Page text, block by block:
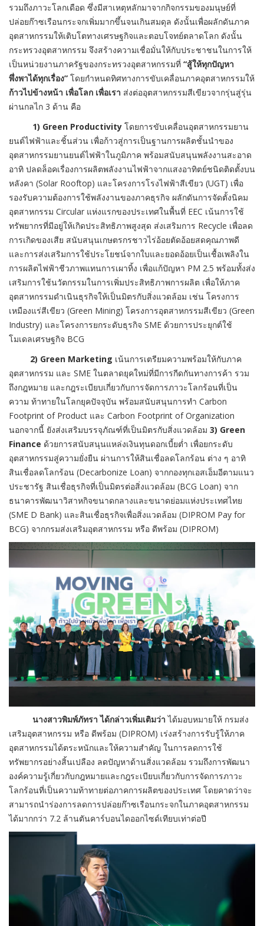
รวมถึงภาวะโลกเดือด ซึ่งมีสาเหตุหลักมาจากกิจกรรมของมนุษย์ที่
ปล่อยก๊าซเรือนกระจกเพิ่มมากขึ้นจนเกินสมดุล ดังนั้นเพื่อผลักดันภาค
อุตสาหกรรมให้เติบโตทางเศรษฐกิจและตอบโจทย์ตลาดโลก ดังนั้น
กระทรวงอุตสาหกรรม จึงสร้างความเชื่อมั่นให้กับประชาชนในการให้
เป็นหน่วยงานภาครัฐของกระทรวงอุตสาหกรรมที่ “สู้ให้ทุกปัญหา
พึ่งพาได้ทุกเรื่อง” โดยกำหนดทิศทางการขับเคลื่อนภาคอุตสาหกรรมให้
ก้าวไปข้างหน้า เพื่อโลก เพื่อเรา ส่งต่ออุตสาหกรรมสีเขียวจากรุ่นสู่รุ่น
ผ่านกลไก 3 ด้าน คือ
1) Green Productivity โดยการขับเคลื่อนอุตสาหกรรมยาน
ยนต์ไฟฟ้าและชิ้นส่วน เพื่อก้าวสู่การเป็นฐานการผลิตชั้นนำของ
อุตสาหกรรมยานยนต์ไฟฟ้าในภูมิภาค พร้อมสนับสนุนพลังงานสะอาด
อาทิ ปลดล็อคเรื่องการผลิตพลังงานไฟฟ้าจากแสงอาทิตย์ชนิดติดตั้งบน
หลังคา (Solar Rooftop) และโครงการโรงไฟฟ้าสีเขียว (UGT) เพื่อ
รองรับความต้องการใช้พลังงานของภาคธุรกิจ ผลักดันการจัดตั้งนิคม
อุตสาหกรรม Circular แห่งแรกของประเทศในพื้นที่ EEC เน้นการใช้
ทรัพยากรที่มีอยู่ให้เกิดประสิทธิภาพสูงสุด ส่งเสริมการ Recycle เพื่อลด
การเกิดของเสีย สนับสนุนเกษตรกรชาวไร่อ้อยตัดอ้อยสดคุณภาพดี
และการส่งเสริมการใช้ประโยชน์จากใบและยอดอ้อยเป็นเชื้อเพลิงใน
การผลิตไฟฟ้าชีวภาพแทนการเผาทิ้ง เพื่อแก้ปัญหา PM 2.5 พร้อมทั้งส่ง
เสริมการใช้นวัตกรรมในการเพิ่มประสิทธิภาพการผลิต เพื่อให้ภาค
อุตสาหกรรมดำเนินธุรกิจให้เป็นมิตรกับสิ่งแวดล้อม เช่น โครงการ
เหมืองแร่สีเขียว (Green Mining) โครงการอุตสาหกรรมสีเขียว (Green
Industry) และโครงการยกระดับธุรกิจ SME ด้วยการประยุกต์ใช้
โมเดลเศรษฐกิจ BCG
2) Green Marketing เน้นการเตรียมความพร้อมให้กับภาค
อุตสาหกรรม และ SME ในตลาดยุคใหม่ที่มีการกีดกันทางการค้า รวม
ถึงกฎหมาย และกฎระเบียบเกี่ยวกับการจัดการภาวะโลกร้อนที่เป็น
ความ ท้าทายในโลกยุคปัจจุบัน พร้อมสนับสนุนการทำ Carbon
Footprint of Product และ Carbon Footprint of Organization
นอกจากนี้ ยังส่งเสริมบรรจุภัณฑ์ที่เป็นมิตรกับสิ่งแวดล้อม 3) Green
Finance ด้วยการสนับสนุนแหล่งเงินทุนดอกเบี้ยต่ำ เพื่อยกระดับ
อุตสาหกรรมสู่ความยั่งยืน ผ่านการให้สินเชื่อลดโลกร้อน ต่าง ๆ อาทิ
สินเชื่อลดโลกร้อน (Decarbonize Loan) จากกองทุกเอสเอ็มอีตามแนว
ประชารัฐ สินเชื่อธุรกิจที่เป็นมิตรต่อสิ่งแวดล้อม (BCG Loan) จาก
ธนาคารพัฒนาวิสาหกิจขนาดกลางและขนาดย่อมแห่งประเทศไทย
(SME D Bank) และสินเชื่อธุรกิจเพื่อสิ่งแวดล้อม (DIPROM Pay for
BCG) จากกรมส่งเสริมอุตสาหกรรม หรือ ดีพร้อม (DIPROM)
นางสาวพิมพ์ภัทรา ได้กล่าวเพิ่มเติมว่า ได้มอบหมายให้ กรมส่ง
เสริมอุตสาหกรรม หรือ ดีพร้อม (DIPROM) เร่งสร้างการรับรู้ให้ภาค
อุตสาหกรรมได้ตระหนักและให้ความสำคัญ ในการลดการใช้
ทรัพยากรอย่างสิ้นเปลือง ลดปัญหาด้านสิ่งแวดล้อม รวมถึงการพัฒนา
องค์ความรู้เกี่ยวกับกฎหมายและกฎระเบียบเกี่ยวกับการจัดการภาวะ
โลกร้อนที่เป็นความท้าทายต่อภาคการผลิตของประเทศ โดยคาดว่าจะ
สามารถนำร่องการลดการปล่อยก๊าซเรือนกระจกในภาคอุตสาหกรรม
ได้มากกว่า 7.2 ล้านตันคาร์บอนไดออกไซด์เทียบเท่าต่อปี